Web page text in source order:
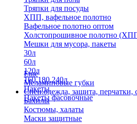
Тряпки для посуды
ХПП, вафельное полотно
Вафельное полотно оптом
Холстопрошивное полотно
Мешки для мусора, пакеты
30л
60л
120л
160,180,240л
Пакеты
Пакеты фасовочные
Еще
Меламиновые губки
Спец.одежда, защита, перчатки,
Бахилы
Костюмы, халаты
Маски защитные